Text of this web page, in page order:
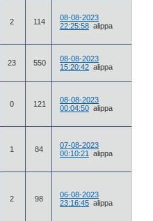
2 114
08-08-2023
22:25:58 alippa
23 550
08-08-2023
15:20:42 alippa
0 121
08-08-2023
00:04:50 alippa
1 84
07-08-2023
00:10:21
alippa
2 98
06-08-2023
23:16:45 alippa